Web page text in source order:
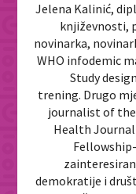
Jelena Kalinić,
književnosti,
novinarka,
WHO infodemic
Study
trening. Drugo
journalist of the
Health
demokratije i